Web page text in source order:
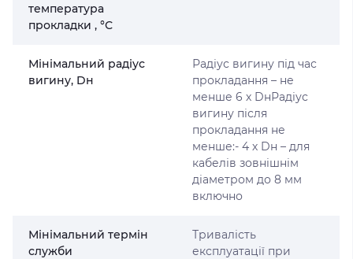
температура
прокладки , °С
Мінімальний радіус
вигину, Dн
Радіус вигину під час
прокладання – не
менше 6 х DнРадіус
вигину після
прокладання не
менше:- 4 х Dн – для
кабелів зовнішнім
діаметром до 8 мм
включно
Мінімальний термін
служби
Тривалість
експлуатації при